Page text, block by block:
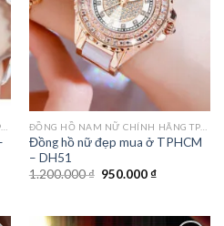
Đồng hồ nữ đẹp mua ở TPHCM
– DH51
1.200.000₫ Giá
950.000₫Giá
950.000 ₫.